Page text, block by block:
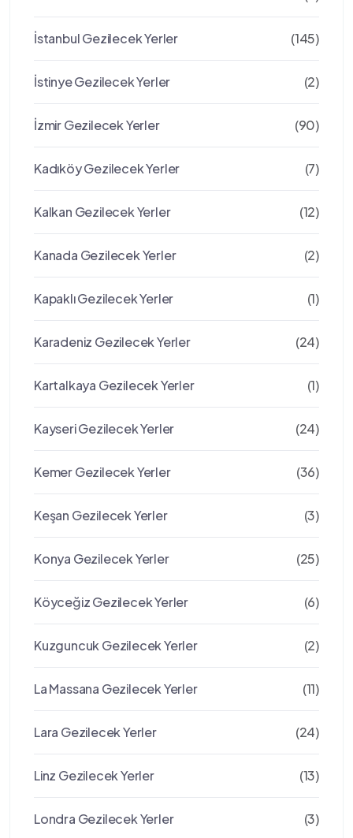
İstanbul Gezilecek Yerler (145)
İstinye Gezilecek Yerler (2)
İzmir Gezilecek Yerler (90)
Kadıköy Gezilecek Yerler (7)
Kalkan Gezilecek Yerler (12)
Kanada Gezilecek Yerler (2)
Kapaklı Gezilecek Yerler (1)
Karadeniz Gezilecek Yerler (24)
Kartalkaya Gezilecek Yerler (1)
Kayseri Gezilecek Yerler (24)
Kemer Gezilecek Yerler (36)
Keşan Gezilecek Yerler (3)
Konya Gezilecek Yerler (25)
Köyceğiz Gezilecek Yerler (6)
Kuzguncuk Gezilecek Yerler (2)
La Massana Gezilecek Yerler (11)
Lara Gezilecek Yerler (24)
Linz Gezilecek Yerler (13)
Londra Gezilecek Yerler (3)